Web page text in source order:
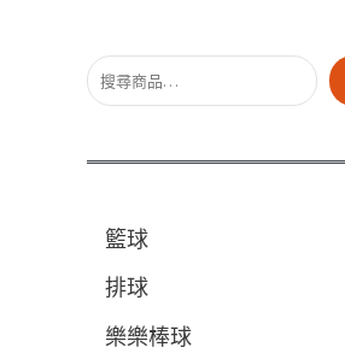
搜
尋
籃球
排球
樂樂棒球